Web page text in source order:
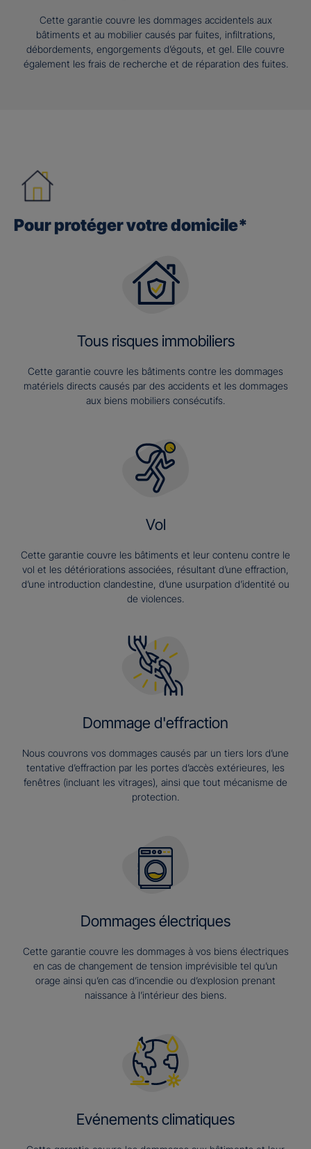
Cette garantie couvre les dommages accidentels aux
bâtiments et au mobilier causés par fuites, infiltrations,
débordements, engorgements d’égouts, et gel. Elle couvre
également les frais de recherche et de réparation des fuites.
Pour protéger votre domicile*
Tous risques immobiliers
Cette garantie couvre les bâtiments contre les dommages
matériels directs causés par des accidents et les dommages
aux biens mobiliers consécutifs.
Vol
Cette garantie couvre les bâtiments et leur contenu contre le
vol et les détériorations associées, résultant d’une effraction,
d’une introduction clandestine, d’une usurpation d’identité ou
de violences.
Dommage d'effraction
Nous couvrons vos dommages causés par un tiers lors d’une
tentative d’effraction par les portes d’accès extérieures, les
fenêtres (incluant les vitrages), ainsi que tout mécanisme de
protection.
Dommages électriques
Cette garantie couvre les dommages à vos biens électriques
en cas de changement de tension imprévisible tel qu’un
orage ainsi qu’en cas d’incendie ou d’explosion prenant
naissance à l’intérieur des biens.
Evénements climatiques